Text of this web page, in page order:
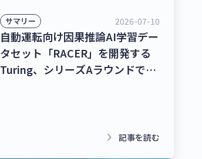
サマリー 2026-07-10
自動運転向け因果推論AI学習デー
タセット「RACER」を開発する
Turing、シリーズAラウンドで
ズBラウンドで16億3,000万円を
keyboard_arrow_right 記事を読む